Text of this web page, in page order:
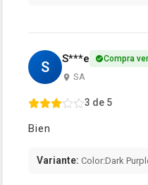
S S***e Compra
SA
3 de 5
Bien
Variante: Color:Dark